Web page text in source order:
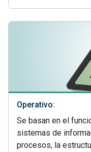
Operativo:
Se basan en el
sistemas de
procesos, la